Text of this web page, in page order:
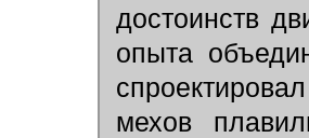
достоинств
опыта
мехов